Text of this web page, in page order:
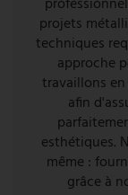
projets
techniques
approche
travaillons
afin
esthétiques.
même :
grâce à